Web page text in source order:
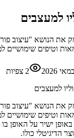
למעצבים
את הנושא "עיצוב
וטיפים שימושיים
2 צפיות
את הנושא "עיצוב
וטיפים שימושיים
ישיר על האופן
הדיגיטלי כולו.